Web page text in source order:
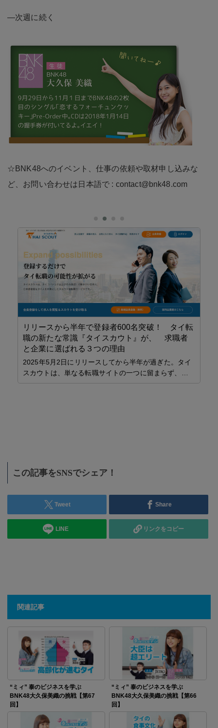
—次週に続く
☆BNK48へのイベント、仕事の依頼や取材申し込みな
ど、お問い合わせは日本語で : contact@bnk48.com
リリースから半年で登録者600名突破！ タイ転
職の新たな常識『タイスカウト』が、 求職者
と企業に選ばれる３つの理由
2025年5月2日にリリースしてから半年が過ぎた。タイ
スカウトは、単なる転職サイトの一つに留まらず、…
この記事をSNSでシェア！
Tweet Share
LINE リンクをコピー
関連記事
“ミィ” 泰のビジネスを学ぶ
BNK48大久保美織の挑戦【第67
回】
“ミィ” 泰のビジネスを学ぶ
BNK48大久保美織の挑戦【第66
回】